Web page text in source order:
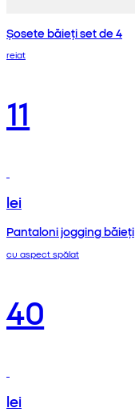
Șosete băieți set de 4
reiat
11
lei
Pantaloni jogging băieți
cu aspect spălat
40
lei